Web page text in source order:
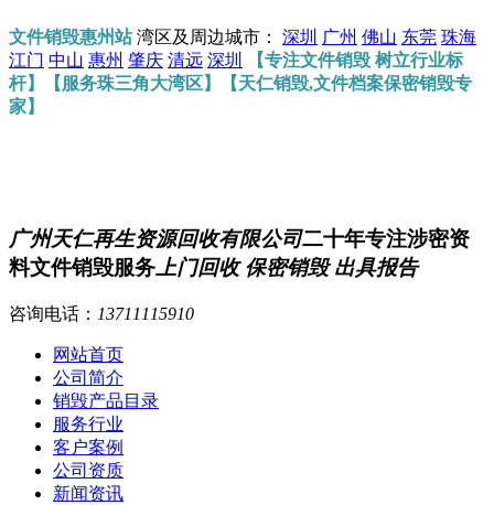
文件销毁惠州站湾区及周边城市： 深圳 广州 佛山 东莞 珠海
江门 中山 惠州 肇庆 清远 深圳
【专注文件销毁 树立行业标
杆】【服务珠三角大湾区】【天仁销毁,文件档案保密销毁专
家】
广州天仁再生资源回收有限公司二十年专注涉密资
料文件销毁服务 上门回收 保密销毁 出具报告
咨询电话： 13711115910
网站首页
公司简介
销毁产品目录
服务行业
客户案例
公司资质
新闻资讯